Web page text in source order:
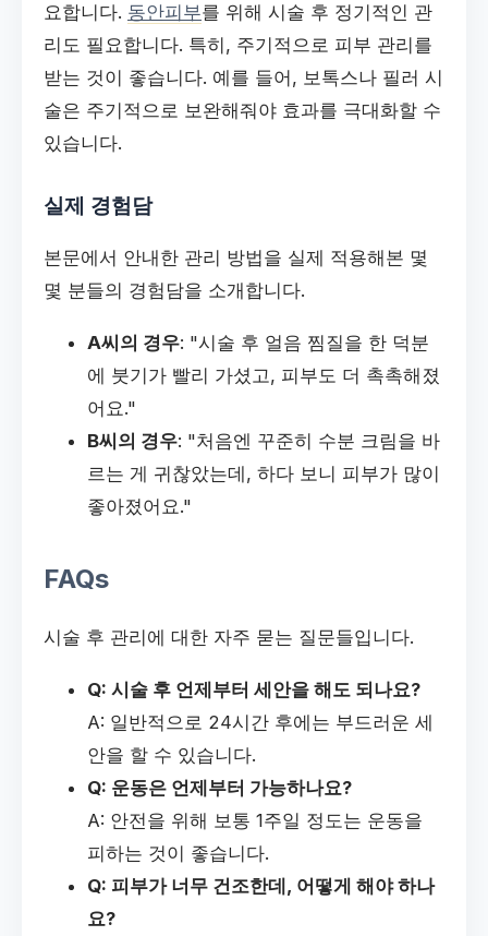
요합니다. 동안피부를 위해 시술 후 정기적인 관
리도 필요합니다. 특히, 주기적으로 피부 관리를
받는 것이 좋습니다. 예를 들어, 보톡스나 필러 시
술은 주기적으로 보완해줘야 효과를 극대화할 수
있습니다.
실제 경험담
본문에서 안내한 관리 방법을 실제 적용해본 몇
몇 분들의 경험담을 소개합니다.
A씨의 경우: "시술 후 얼음 찜질을 한 덕분
에 붓기가 빨리 가셨고, 피부도 더 촉촉해졌
어요."
B씨의 경우: "처음엔 꾸준히 수분 크림을 바
르는 게 귀찮았는데, 하다 보니 피부가 많이
좋아졌어요."
FAQs
시술 후 관리에 대한 자주 묻는 질문들입니다.
Q: 시술 후 언제부터 세안을 해도 되나요?
A: 일반적으로 24시간 후에는 부드러운 세
안을 할 수 있습니다.
Q: 운동은 언제부터 가능하나요?
A: 안전을 위해 보통 1주일 정도는 운동을
피하는 것이 좋습니다.
Q: 피부가 너무 건조한데, 어떻게 해야 하나
요?